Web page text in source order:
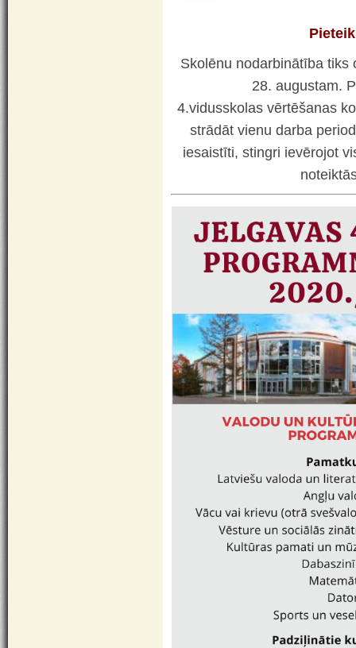
Skolēnu nodarbinātība tiks
28. augustam.
4.vidusskolas vērtēšanas
strādāt vienu darba
iesaistīti, stingri ievērojot